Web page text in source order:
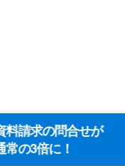
合せが